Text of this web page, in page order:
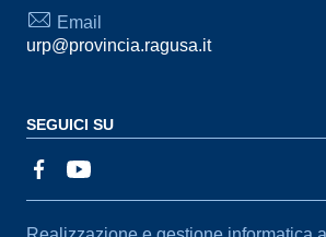
Email
urp@provincia.ragusa.it
SEGUICI SU